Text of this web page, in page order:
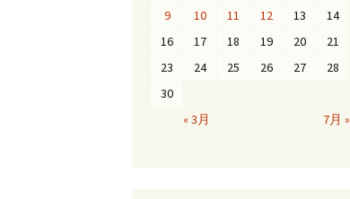
9 10 11 12 13 14
16
17 18 19 20 21
23
24 25 26 27 28
30
« 3月
7月 »